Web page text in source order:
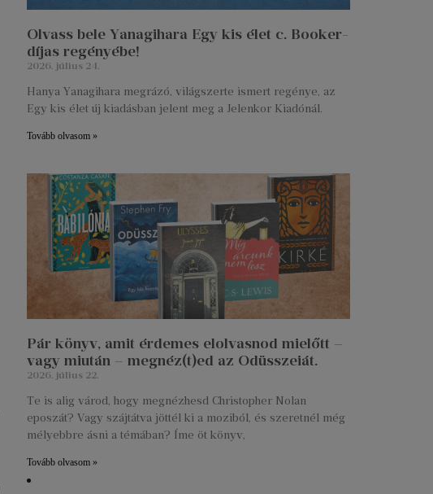
Olvass bele Yanagihara Egy kis élet c. Booker-
díjas regényébe!
2026. július 24.
Hanya Yanagihara megrázó, világszerte ismert regénye, az
Egy kis élet új kiadásban jelent meg a Jelenkor Kiadónál.
Tovább olvasom »
Pár könyv, amit érdemes elolvasnod mielőtt –
vagy miután – megnéz(t)ed az Odüsszeiát.
2026. július 22.
Te is alig várod, hogy megnézhesd Christopher Nolan
eposzát? Vagy szájtátva jöttél ki a moziból, és szeretnél még
mélyebbre ásni a témában? Íme öt könyv,
Tovább olvasom »